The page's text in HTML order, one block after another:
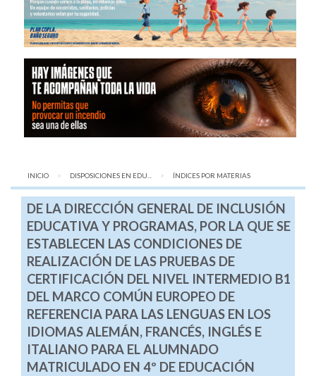
INICIO DISPOSICIONES EN EDU... AQUÍ:
ÍNDICES POR MATERIAS
DE LA DIRECCIÓN GENERAL DE INCLUSIÓN
EDUCATIVA Y PROGRAMAS, POR LA QUE SE
ESTABLECEN LAS CONDICIONES DE
REALIZACIÓN DE LAS PRUEBAS DE
CERTIFICACIÓN DEL NIVEL INTERMEDIO B1
DEL MARCO COMÚN EUROPEO DE
REFERENCIA PARA LAS LENGUAS EN LOS
IDIOMAS ALEMÁN, FRANCÉS, INGLÉS E
ITALIANO PARA EL ALUMNADO
MATRICULADO EN 4º DE EDUCACIÓN